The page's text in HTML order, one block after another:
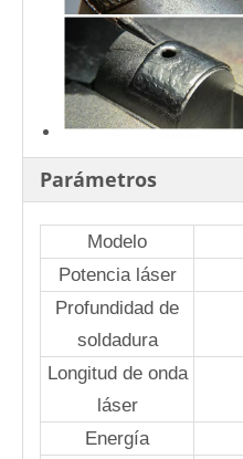
Parámetros
Modelo
Potencia láser
Profundidad de
soldadura
Longitud de onda
láser
Energía